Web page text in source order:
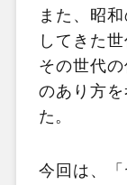
また、昭
してきた
その世代
のあり方
た。
今回は、